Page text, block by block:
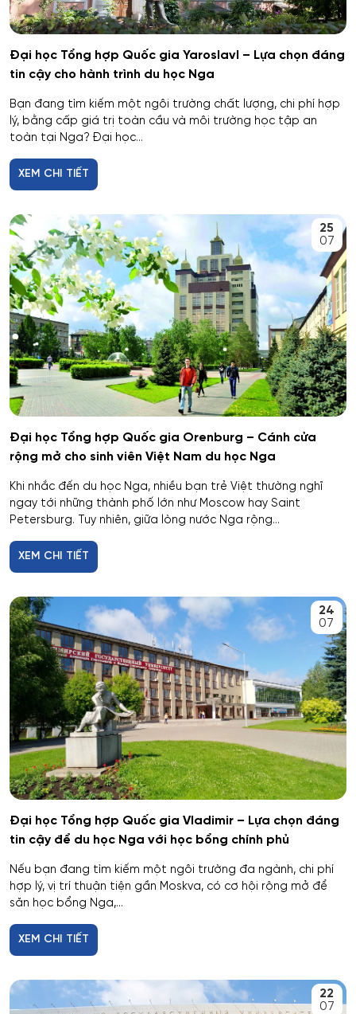
Cơ khí
Cơ nhiệt máy bay và vũ trụ
Cơ sở hạ tầng nhà ở và xã hội
Cơ điện tử và Robotics
Cấp nước và xử lý nước thải đô thị - công nghiệp
Di truyền học
Diễn xuất
Du lịch
Du lịch nghỉ dưỡng và hoạt động giải trí
Dân tộc học
Dược
Dịch vụ
Giám sát thông minh
Giáo dục chuyên nghiệp
Giáo dục sư phạm
Giáo dục thể chất
Giáo dục và sư phạm
Giáo dục đặc biệt
Hiệu suất tổ hợp máy bay
Hoạt động thông tin - thư viện
Hoạt động văn hóa - xã hội
Hàng không dẫn đường và kiểm soát không lưu
Đại học Tổng hợp Quốc gia Yaroslavl – Lựa chọn đáng
tin cậy cho hành trình du học Nga
Bạn đang tìm kiếm một ngôi trường chất lượng, chi phí hợp
lý, bằng cấp giá trị toàn cầu và môi trường học tập an
toàn tại Nga? Đại học...
XEM CHI TIẾT
25
07
Đại học Tổng hợp Quốc gia Orenburg – Cánh cửa
rộng mở cho sinh viên Việt Nam du học Nga
Khi nhắc đến du học Nga, nhiều bạn trẻ Việt thường nghĩ
ngay tới những thành phố lớn như Moscow hay Saint
Petersburg. Tuy nhiên, giữa lòng nước Nga rộng...
XEM CHI TIẾT
24
07
Đại học Tổng hợp Quốc gia Vladimir – Lựa chọn đáng
tin cậy để du học Nga với học bổng chính phủ
Nếu bạn đang tìm kiếm một ngôi trường đa ngành, chi phí
hợp lý, vị trí thuận tiện gần Moskva, có cơ hội rộng mở để
săn học bổng Nga,...
XEM CHI TIẾT
22
07